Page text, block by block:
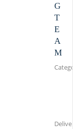
G
T
E
A
M